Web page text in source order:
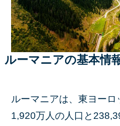
ルーマニアの基本情
ルーマニアは、東ヨー
1,920万人の人口と